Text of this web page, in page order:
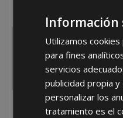
España
He leído y
Información
Utilizamos
para fines
servicios
publicidad propia
personalizar los
tratamiento es el